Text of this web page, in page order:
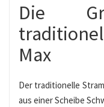
Die
Max
Der traditionelle
aus einer Scheibe